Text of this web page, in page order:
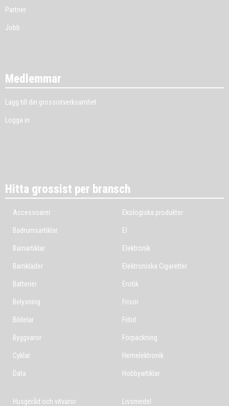
Partner
Jobb
Medlemmar
Lägg till din grossistverksamhet
Logga in
Hitta grossist per bransch
Accessoarer
Badrumsartiklar
Barnartiklar
Barnkläder
Batterier
Belysning
Bildelar
Byggvaror
Cyklar
Data
Ekologiska produkter
El
Elektronik
Elektroniska Cigaretter
Erotik
Frisör
Fritid
Förpackning
Hemelektronik
Hobbyartiklar
Husgeråd och vitvaror Livsmedel